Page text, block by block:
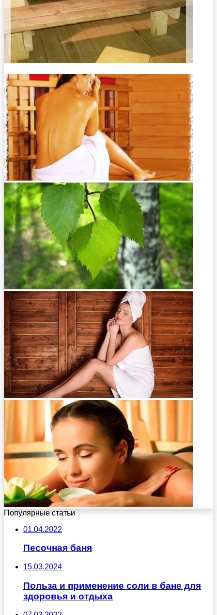
Популярные статьи
01.04.2022
Песочная баня
15.03.2024
Польза и применение соли в бане для
здоровья и отдыха